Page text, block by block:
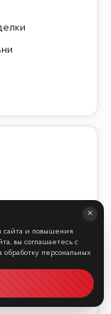
сайта и повышения
вы соглашаетесь с
обработку персональных